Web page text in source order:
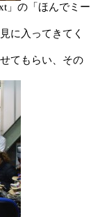
」の「ほんでミー
に入ってきてく
てもらい、その